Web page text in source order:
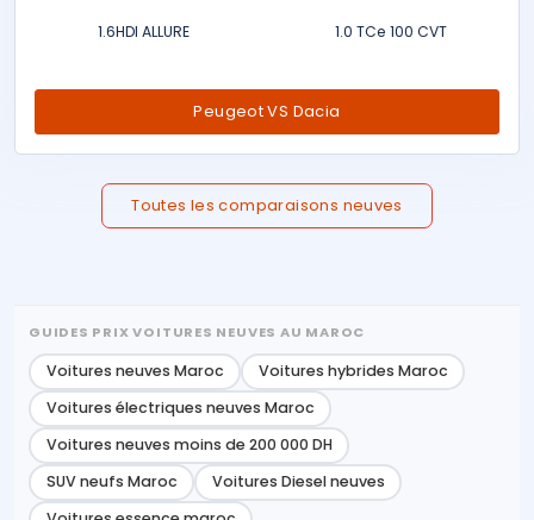
1.6HDI ALLURE 1.0 TCe 100 CVT
Peugeot VS Dacia
Toutes les comparaisons neuves
GUIDES PRIX VOITURES NEUVES AU MAROC
Voitures neuves Maroc
Voitures hybrides Maroc
Voitures électriques neuves Maroc
Voitures neuves moins de 200 000 DH
SUV neufs Maroc
Voitures Diesel neuves